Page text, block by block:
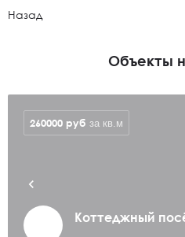
Назад
Объекты
Коттеджный
260000 руб за кв.м